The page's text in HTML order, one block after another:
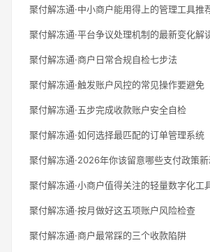
聚付解冻通·中小商户能用得上的管理工具推
聚付解冻通·平台争议处理机制的最新变化解
聚付解冻通·商户日常合规自检七步法
聚付解冻通·触发账户风控的常见操作要避免
聚付解冻通·五步完成收款账户安全自检
聚付解冻通·如何选择最匹配的订单管理系统
聚付解冻通·2026年你该留意哪些支付政策新
聚付解冻通·小商户值得关注的轻量数字化工
聚付解冻通·按月做好这五项账户风险检查
聚付解冻通·商户最常踩的三个收款陷阱